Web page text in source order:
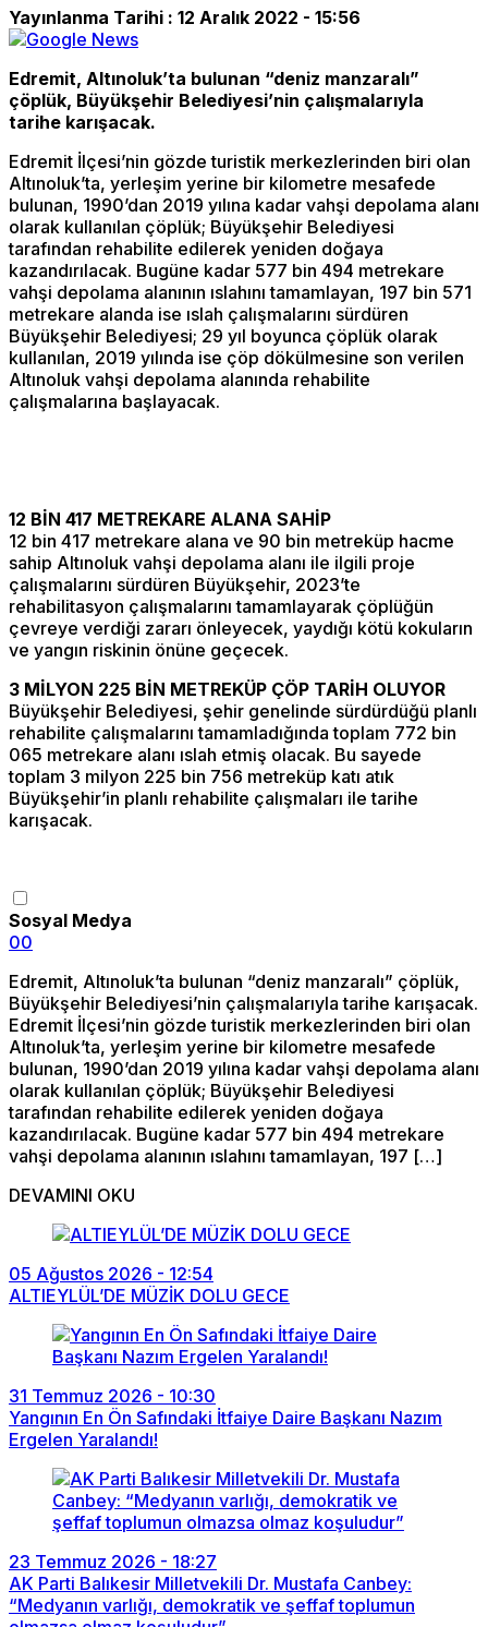
Yayınlanma Tarihi : 12 Aralık 2022 - 15:56
Edremit, Altınoluk’ta bulunan “deniz manzaralı”
çöplük, Büyükşehir Belediyesi’nin çalışmalarıyla
tarihe karışacak.
Edremit İlçesi’nin gözde turistik merkezlerinden biri olan
Altınoluk’ta, yerleşim yerine bir kilometre mesafede
bulunan, 1990’dan 2019 yılına kadar vahşi depolama alanı
olarak kullanılan çöplük; Büyükşehir Belediyesi
tarafından rehabilite edilerek yeniden doğaya
kazandırılacak. Bugüne kadar 577 bin 494 metrekare
vahşi depolama alanının ıslahını tamamlayan, 197 bin 571
metrekare alanda ise ıslah çalışmalarını sürdüren
Büyükşehir Belediyesi; 29 yıl boyunca çöplük olarak
kullanılan, 2019 yılında ise çöp dökülmesine son verilen
Altınoluk vahşi depolama alanında rehabilite
çalışmalarına başlayacak.
12 BİN 417 METREKARE ALANA SAHİP
12 bin 417 metrekare alana ve 90 bin metreküp hacme
sahip Altınoluk vahşi depolama alanı ile ilgili proje
çalışmalarını sürdüren Büyükşehir, 2023’te
rehabilitasyon çalışmalarını tamamlayarak çöplüğün
çevreye verdiği zararı önleyecek, yaydığı kötü kokuların
ve yangın riskinin önüne geçecek.
3 MİLYON 225 BİN METREKÜP ÇÖP TARİH OLUYOR
Büyükşehir Belediyesi, şehir genelinde sürdürdüğü planlı
rehabilite çalışmalarını tamamladığında toplam 772 bin
065 metrekare alanı ıslah etmiş olacak. Bu sayede
toplam 3 milyon 225 bin 756 metreküp katı atık
Büyükşehir’in planlı rehabilite çalışmaları ile tarihe
karışacak.
Sosyal Medya
00
Edremit, Altınoluk’ta bulunan “deniz manzaralı” çöplük,
Büyükşehir Belediyesi’nin çalışmalarıyla tarihe karışacak.
Edremit İlçesi’nin gözde turistik merkezlerinden biri olan
Altınoluk’ta, yerleşim yerine bir kilometre mesafede
bulunan, 1990’dan 2019 yılına kadar vahşi depolama alanı
olarak kullanılan çöplük; Büyükşehir Belediyesi
tarafından rehabilite edilerek yeniden doğaya
kazandırılacak. Bugüne kadar 577 bin 494 metrekare
vahşi depolama alanının ıslahını tamamlayan, 197 […]
DEVAMINI OKU
05 Ağustos 2026 - 12:54
ALTIEYLÜL’DE MÜZİK DOLU GECE
31 Temmuz 2026 - 10:30
Yangının En Ön Safındaki İtfaiye Daire Başkanı Nazım
Ergelen Yaralandı!
23 Temmuz 2026 - 18:27
AK Parti Balıkesir Milletvekili Dr. Mustafa Canbey:
“Medyanın varlığı, demokratik ve şeffaf toplumun